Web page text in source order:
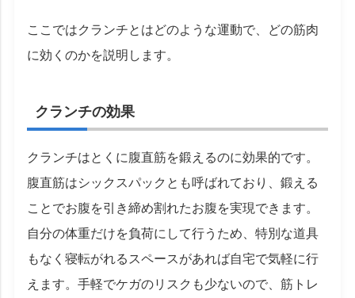
ここではクランチとはどのような運動で、どの筋肉
に効くのかを説明します。
クランチの効果
クランチはとくに腹直筋を鍛えるのに効果的です。
腹直筋はシックスパックとも呼ばれており、鍛える
ことでお腹を引き締め割れたお腹を実現できます。
自分の体重だけを負荷にして行うため、特別な道具
もなく寝転がれるスペースがあれば自宅で気軽に行
えます。手軽でケガのリスクも少ないので、筋トレ